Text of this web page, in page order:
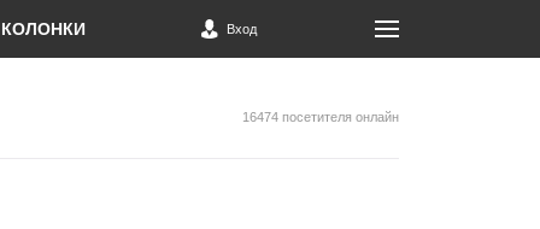
КОЛОНКИ Вход
16474 посетителя онлайн